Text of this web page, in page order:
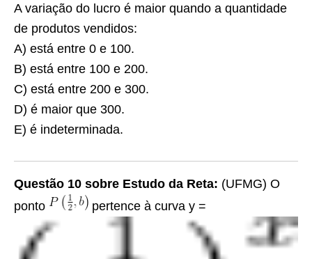
A variação do lucro é maior quando a quantidade
de produtos vendidos:
A) está entre 0 e 100.
B) está entre 100 e 200.
C) está entre 200 e 300.
D) é maior que 300.
E) é indeterminada.
Questão 10 sobre Estudo da Reta: (UFMG) O
ponto
pertence à curva y =